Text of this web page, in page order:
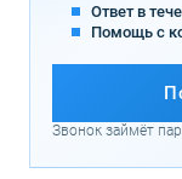
Ответ в
Помощь с
Звонок займёт